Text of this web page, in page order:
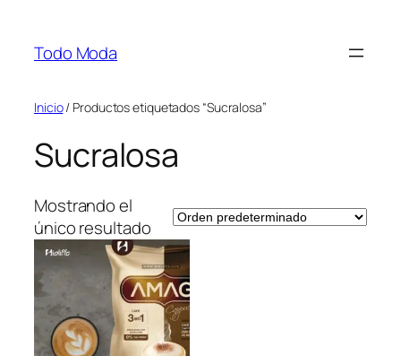
contenido
Todo Moda
Inicio/ Productos etiquetados “Sucralosa”
Sucralosa
Mostrando el
único resultado